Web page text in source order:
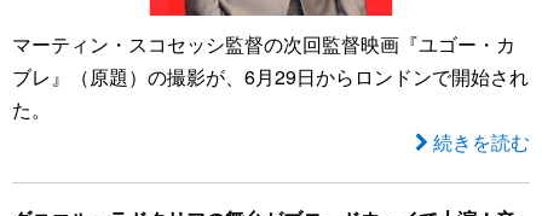
マーティン・スコセッシ監督の次回監督映画『ユゴー・カ
ブレ』（原題）の撮影が、6月29日からロンドンで開始され
た。
続きを読む